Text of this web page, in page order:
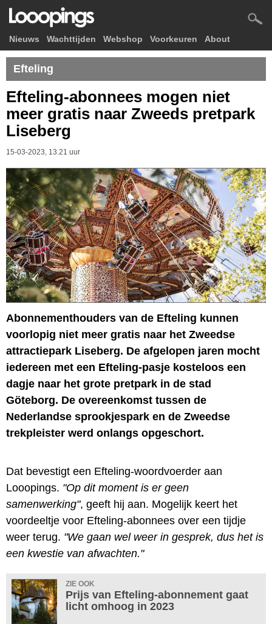
Nieuws Wachttijden Webshop Voorkeuren About
Efteling
Efteling-abonnees mogen niet
meer gratis naar Zweeds pretpark
Liseberg
15-03-2023, 13.21 uur
Abonnementhouders van de Efteling kunnen
voorlopig niet meer gratis naar het Zweedse
attractiepark Liseberg. De afgelopen jaren mocht
iedereen met een Efteling-pasje kosteloos een
dagje naar het grote pretpark in de stad
Göteborg. De overeenkomst tussen de
Nederlandse sprookjespark en de Zweedse
trekpleister werd onlangs opgeschort.
Dat bevestigt een Efteling-woordvoerder aan
Looopings. "Op dit moment is er geen
samenwerking", geeft hij aan. Mogelijk keert het
voordeeltje voor Efteling-abonnees over een tijdje
weer terug. "We gaan wel weer in gesprek, dus het is
een kwestie van afwachten."
ZIE OOK
Prijs van Efteling-abonnement gaat
licht omhoog in 2023